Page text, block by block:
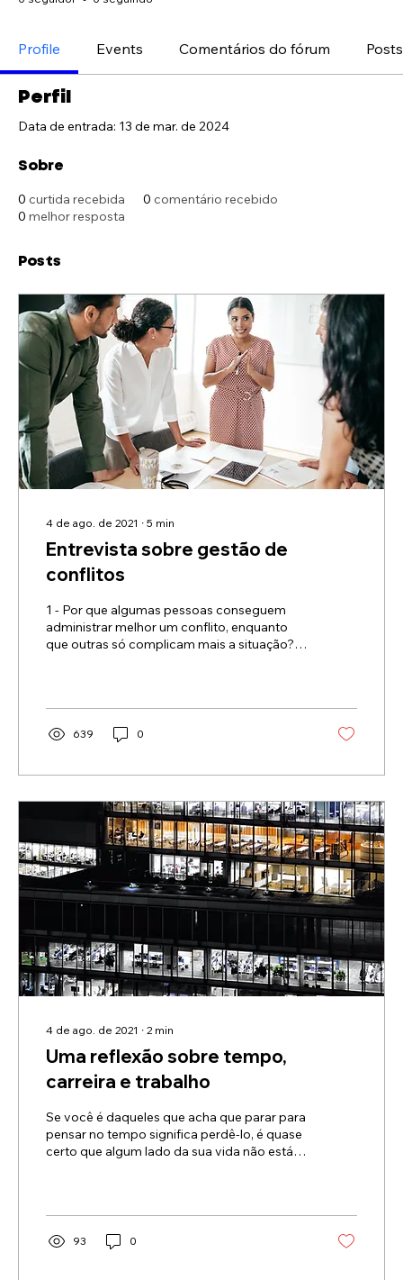
Profile Events Comentários do fórum
Perfil
Data de entrada: 13 de mar. de 2024
Sobre
0 curtida recebida 0 comentário recebido
0 melhor resposta
Posts
4 de ago. de 2021 ∙ 5 min
Entrevista sobre gestão de
conflitos
1 - Por que algumas pessoas conseguem
administrar melhor um conflito, enquanto
que outras só complicam mais a situação?
639 0
4 de ago. de 2021 ∙ 2 min
Uma reflexão sobre tempo,
carreira e trabalho
Se você é daqueles que acha que parar para
pensar no tempo significa perdê-lo, é quase
certo que algum lado da sua vida não está
93 0